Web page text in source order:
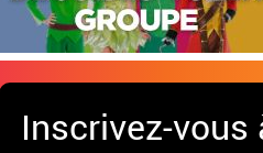
Inscrivez-